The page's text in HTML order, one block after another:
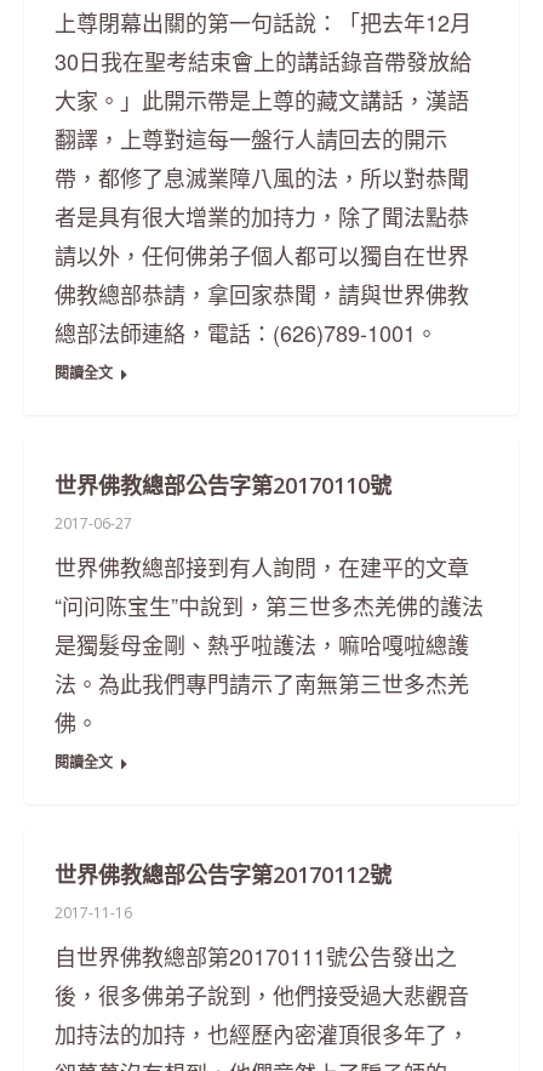
上尊閉幕出關的第一句話說：「把去年12月
30日我在聖考結束會上的講話錄音帶發放給
大家。」此開示帶是上尊的藏文講話，漢語
翻譯，上尊對這每一盤行人請回去的開示
帶，都修了息滅業障八風的法，所以對恭聞
者是具有很大增業的加持力，除了聞法點恭
請以外，任何佛弟子個人都可以獨自在世界
佛教總部恭請，拿回家恭聞，請與世界佛教
總部法師連絡，電話：(626)789-1001。
閱讀全文
世界佛教總部公告字第20170110號
2017-06-27
世界佛教總部接到有人詢問，在建平的文章
“问问陈宝生”中說到，第三世多杰羌佛的護法
是獨髮母金剛、熱乎啦護法，嘛哈嘎啦總護
法。為此我們專門請示了南無第三世多杰羌
佛。
閱讀全文
世界佛教總部公告字第20170112號
2017-11-16
自世界佛教總部第20170111號公告發出之
後，很多佛弟子說到，他們接受過大悲觀音
加持法的加持，也經歷內密灌頂很多年了，